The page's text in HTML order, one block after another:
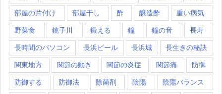
部屋の片付け 部屋干し 酢 醸造酢 重い病気
野菜食 銚子川 鍛える 鐘 鐘の音 長寿
長時間のパソコン 長浜ビール 長浜城 長生きの秘訣
関東地方 関節の動き 関節の炎症 関節痛 防御
防御する 防御法 除菌剤 陰陽 陰陽バランス